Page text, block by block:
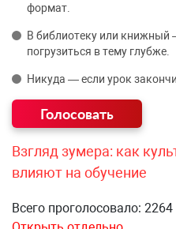
формат.
В библиотеку или книжный
погрузиться в тему глубже.
Никуда — если урок
Взгляд зумера: как
влияют на обучение
Всего проголосовало: 2264